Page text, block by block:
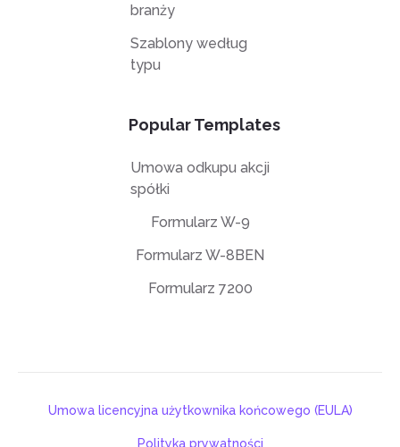
branży
Szablony według
typu
Popular Templates
Umowa odkupu akcji
spółki
Formularz W-9
Formularz W-8BEN
Formularz 7200
Umowa licencyjna użytkownika końcowego (EULA)
Polityka prywatności